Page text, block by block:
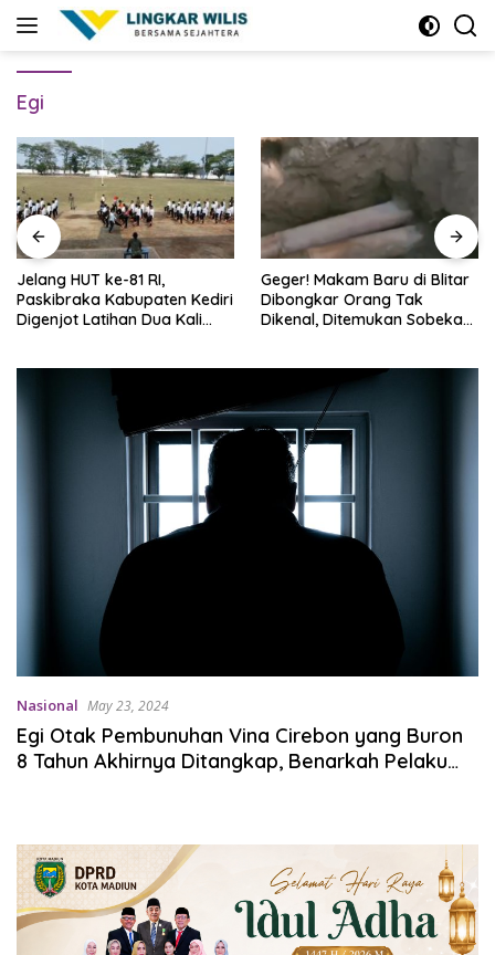
Egi
Jelang HUT ke-81 RI,
Paskibraka Kabupaten Kediri
Digenjot Latihan Dua Kali
Geger! Makam Baru di Blitar
Dibongkar Orang Tak
Dikenal, Ditemukan Sobekan
Nasional May 23, 2024
Egi Otak Pembunuhan Vina Cirebon yang Buron
8 Tahun Akhirnya Ditangkap, Benarkah Pelaku